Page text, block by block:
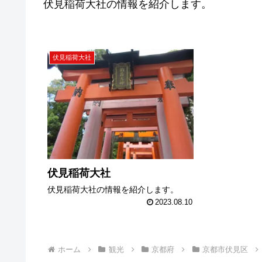
伏見稲荷大社の情報を紹介します。
伏見稲荷大社
伏見稲荷大社
伏見稲荷大社の情報を紹介します。
2023.08.10
ホーム 観光 京都府 京都市伏見区